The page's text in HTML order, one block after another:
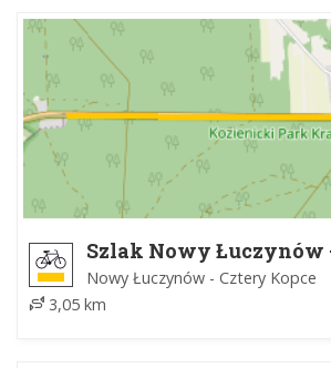
Szlak Nowy Łuczynów
Kopce
Nowy Łuczynów - Cztery Kopce
3,05 km